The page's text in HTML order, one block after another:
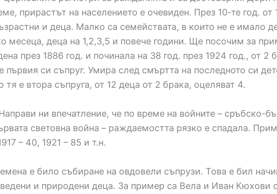
прирастът на населението е очевиден. През 10-те год. от
и деца. Малко са семействата, в които не е имало
месеца, деца на 1,2,3,5 и повече години. Ще посочим за
през 1886 год. и починала на 38 год. през 1924 год., от 2
първия си съпруг. Умира след смъртта на последното си
е втора съпруга, от 12 деца от 2 брака, оцеляват 4.
ни впечатление, че по време на войните – сръбско-
световна война – раждаемостта рязко е спадала.
– 40, 1921 – 85 и т.н.
е било събиране на овдовели съпрузи. Това е бил
и природени деца. За пример са Вела и Иван Кюхови